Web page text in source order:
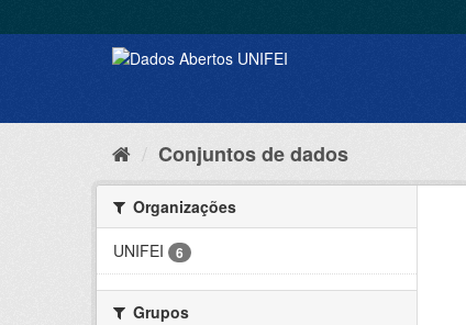
Conjuntos de dados
Organizações
UNIFEI
6
Grupos